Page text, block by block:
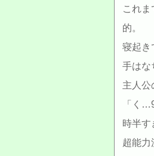
これ
的。
寝起き
手はな
主人公
「く
時半す
超能力